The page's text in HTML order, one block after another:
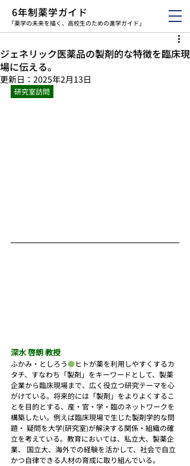
6年制薬学ガイド
「薬学の未来を描く、高校生のための進学ガイド」
ジェネリック医薬品の製剤的な特徴を臨床現
場に伝える。
更新日： 2025年2月13日
研究室訪問
深水 啓朗 教授
ふかみ・としろう●ヒトが薬を利用しやすくするカ
タチ、すなわち「製剤」をキーワードとして、製薬
企業から臨床現場まで、広く役立つ研究テーマを心
がけている。将来的には「製剤」をよりよくするこ
とを目的とする、産・官・学・臨のネットワークを
構築したい。例えば臨床現場で生じた製剤学的な問
題・ 疑問を大学(研究室)が解決する関係・組織の確
立を考えている。教育においては、私立大、製薬企
業、 国立大、海外での経験を活かして、社会で自立
かつ自律できる人材の育成に取り組んでいる。